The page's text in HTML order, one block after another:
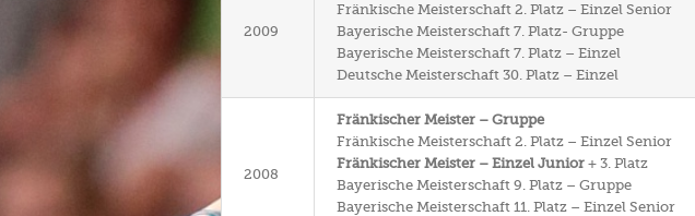
2009
Fränkische Meisterschaft 2. Platz – Einzel Senior
Bayerische Meisterschaft 7. Platz- Gruppe
Bayerische Meisterschaft 7. Platz – Einzel
Deutsche Meisterschaft 30. Platz – Einzel
2008
Fränkischer Meister – Gruppe
Fränkische Meisterschaft 2. Platz – Einzel Senior
Fränkischer Meister – Einzel Junior + 3. Platz
Bayerische Meisterschaft 9. Platz – Gruppe
Bayerische Meisterschaft 11. Platz – Einzel Senior